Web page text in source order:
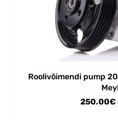
Roolivõimendi pump
250.00€